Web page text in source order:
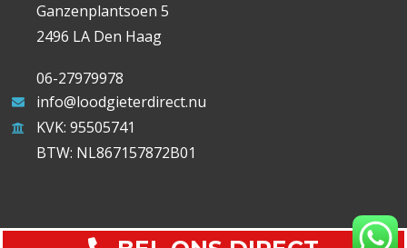
Ganzenplantsoen 5
2496 LA Den Haag
06-27979978
info@loodgieterdirect.nu
KVK: 95505741
BTW: NL867157872B01